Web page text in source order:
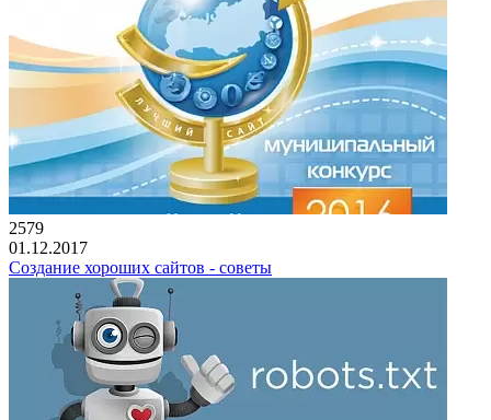
2579
01.12.2017
Создание хороших сайтов - советы